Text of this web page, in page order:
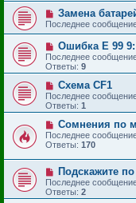
Замена
Последнее
Ошибка Е 99
Последнее
Ответы: 9
Схема CF1
Последнее
Ответы: 1
Сомнения по
Последнее
Ответы: 170
Подскажите
Последнее
Ответы: 2